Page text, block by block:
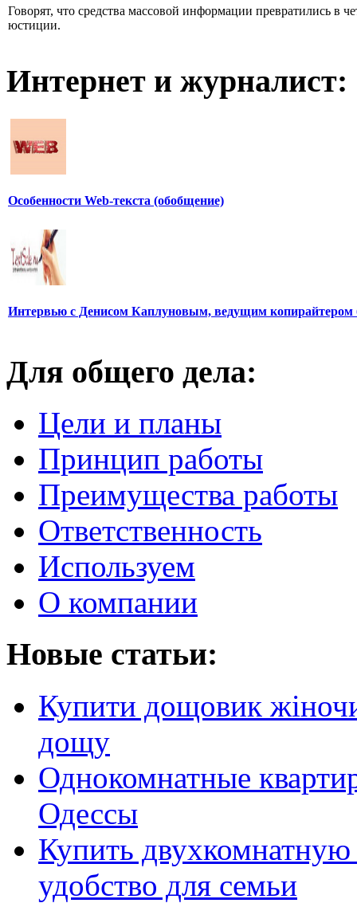
Говорят, что средства массовой информации превратились в
юстиции.
Интернет и журналист:
Особенности Web-текста (обобщение)
Интервью с Денисом Каплуновым, ведущим копирайтером
Для общего дела:
Цели и планы
Принцип работы
Преимущества работы
Ответственность
Используем
О компании
Новые статьи:
Купити дощовик
дощу
Однокомнатные
Одессы
Купить
удобство для семьи